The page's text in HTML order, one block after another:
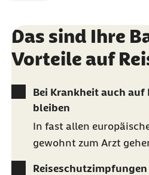
Das sind Ihre
Vorteile auf
Bei Krankheit auch auf
bleiben
In fast allen
gewohnt zum Arzt